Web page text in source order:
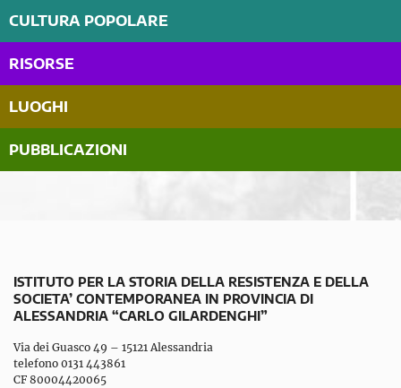
CULTURA POPOLARE
RISORSE
LUOGHI
PUBBLICAZIONI
ISTITUTO PER LA STORIA DELLA RESISTENZA E DELLA
SOCIETA’ CONTEMPORANEA IN PROVINCIA DI
ALESSANDRIA “CARLO GILARDENGHI”
Via dei Guasco 49 – 15121 Alessandria
telefono 0131 443861
CF 80004420065